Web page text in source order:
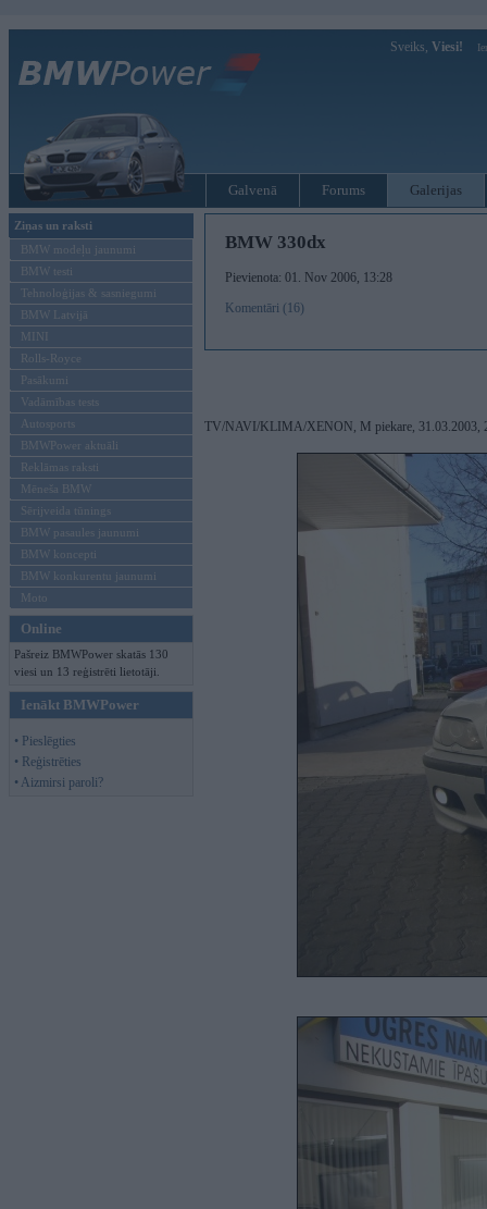
Sveiks, Viesi!
Galvenā Forums Galerijas
Ziņas un raksti
BMW modeļu jaunumi
BMW testi
Tehnoloģijas & sasniegumi
BMW Latvijā
MINI
Rolls-Royce
Pasākumi
Vadāmības tests
Autosports
BMWPower aktuāli
Reklāmas raksti
Mēneša BMW
Sērijveida tūnings
BMW pasaules jaunumi
BMW koncepti
BMW konkurentu jaunumi
Moto
Online
Pašreiz BMWPower skatās 130
viesi un 13 reģistrēti lietotāji.
Ienākt BMWPower
• Pieslēgties
• Reģistrēties
• Aizmirsi paroli?
BMW 330dx
Pievienota: 01. Nov 2006, 13:28
Komentāri (16)
TV/NAVI/KLIMA/XENON, M piekare, 31.03.2003,